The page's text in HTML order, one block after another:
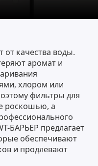
от качества воды.
аромат и
хлором или
фильтры для
роскошью, а
БАРЬЕР предлагает
обеспечивают
и продлевают